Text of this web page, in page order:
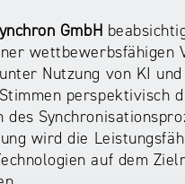
GmbH
wettbewerbsfähigen
Nutzung von KI und
perspektivisch
des
wird die
auf dem